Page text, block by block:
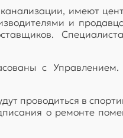
имеют
и
с
проводиться в
о ремонте